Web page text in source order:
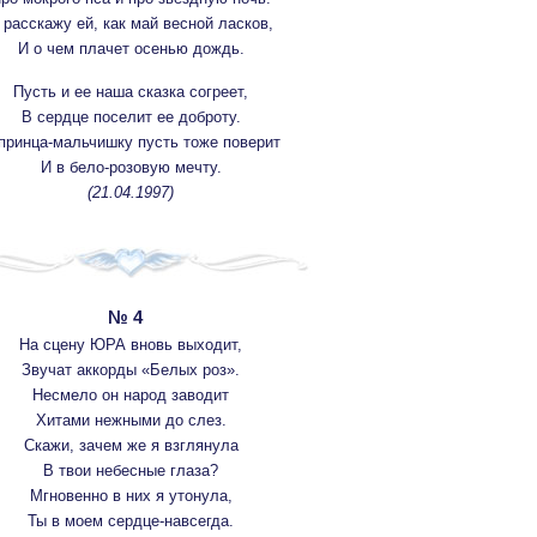
ей, как май весной ласков,
И о чем плачет осенью дождь.
Пусть и ее наша сказка согреет,
В сердце поселит ее доброту.
мальчишку пусть тоже поверит
И в бело-розовую мечту.
(21.04.1997)
№ 4
На сцену ЮРА вновь выходит,
Звучат аккорды «Белых роз».
Несмело он народ заводит
Хитами нежными до слез.
Скажи, зачем же я взглянула
В твои небесные глаза?
Мгновенно в них я утонула,
Ты в моем сердце-навсегда.